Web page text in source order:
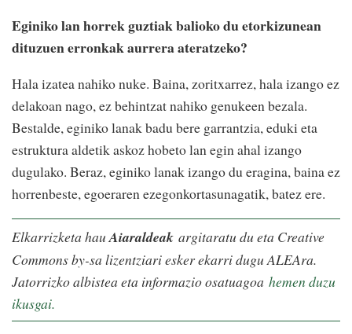
Eginiko lan horrek guztiak balioko du etorkizunean
dituzuen erronkak aurrera ateratzeko?
Hala izatea nahiko nuke. Baina, zoritxarrez, hala izango ez
delakoan nago, ez behintzat nahiko genukeen bezala.
Bestalde, eginiko lanak badu bere garrantzia, eduki eta
estruktura aldetik askoz hobeto lan egin ahal izango
dugulako. Beraz, eginiko lanak izango du eragina, baina ez
horrenbeste, egoeraren ezegonkortasunagatik, batez ere.
Elkarrizketa hau Aiaraldeak argitaratu du eta Creative
Commons by-sa lizentziari esker ekarri dugu ALEAra.
Jatorrizko albistea eta informazio osatuagoa hemen duzu
ikusgai.